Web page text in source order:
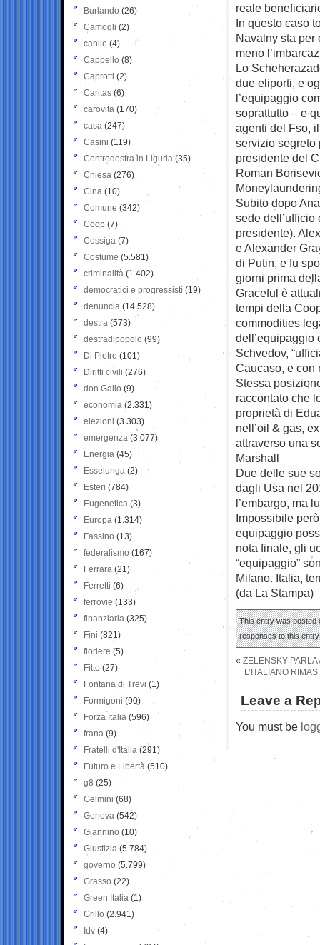
reale
In questo caso
Navalny sta per
meno
Lo
due eliporti, e
l’equipaggio
soprattutto – e
agenti del Fso,
servizio segreto
presidente del
Roman
Subito dopo
sede
presidente).
e Alexander
di Putin, e fu
giorni prima
Graceful è
tempi della
commodities
dell’equipaggio
Schvedov,
Caucaso, e con
Stessa
raccontato che
proprietà di
nell’oil & gas,
attraverso una
Marshall
Due delle sue
dagli Usa nel
l’embargo, ma
Impossibile
equipaggio
nota finale, gli
“equipaggio”
Milano. Italia,
(da La Stampa)
This entry was posted
responses to this
« ZELENSKY PARLA
L’ITALIANO
Leave a
You must be
Burlando (26)
Camogli (2)
canile (4)
Cappello (8)
Caprotti (2)
Caritas (6)
carovita (170)
casa (247)
Casini (119)
Centrodestra in Liguria (35)
Chiesa (276)
Cina (10)
Comune (342)
Coop (7)
Cossiga (7)
Costume (5.581)
criminalità (1.402)
democratici e progressisti (19)
denuncia (14.528)
destra (573)
destradipopolo (99)
Di Pietro (101)
Diritti civili (276)
don Gallo (9)
economia (2.331)
elezioni (3.303)
emergenza (3.077)
Energia (45)
Esselunga (2)
Esteri (784)
Eugenetica (3)
Europa (1.314)
Fassino (13)
federalismo (167)
Ferrara (21)
Ferretti (6)
ferrovie (133)
finanziaria (325)
Fini (821)
fioriere (5)
Fitto (27)
Fontana di Trevi (1)
Formigoni (90)
Forza Italia (596)
frana (9)
Fratelli d'Italia (291)
Futuro e Libertà (510)
g8 (25)
Gelmini (68)
Genova (542)
Giannino (10)
Giustizia (5.784)
governo (5.799)
Grasso (22)
Green Italia (1)
Grillo (2.941)
Idv (4)